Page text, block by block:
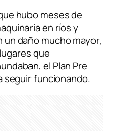
hubo meses de
en ríos y
daño mucho mayor,
que
el Plan Pre
seguir funcionando.